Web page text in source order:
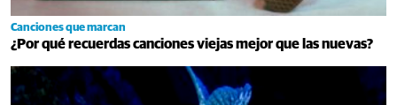
Canciones que marcan
¿Por qué recuerdas canciones viejas mejor que las nuevas?